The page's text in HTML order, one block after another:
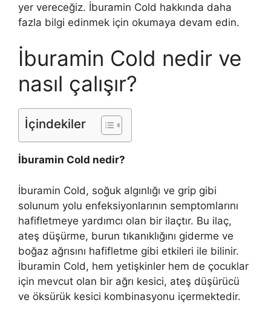
yer vereceğiz. İburamin Cold hakkında daha
fazla bilgi edinmek için okumaya devam edin.
İburamin Cold nedir ve
nasıl çalışır?
İçindekiler
İburamin Cold nedir?
İburamin Cold, soğuk algınlığı ve grip gibi
solunum yolu enfeksiyonlarının semptomlarını
hafifletmeye yardımcı olan bir ilaçtır. Bu ilaç,
ateş düşürme, burun tıkanıklığını giderme ve
boğaz ağrısını hafifletme gibi etkileri ile bilinir.
İburamin Cold, hem yetişkinler hem de çocuklar
için mevcut olan bir ağrı kesici, ateş düşürücü
ve öksürük kesici kombinasyonu içermektedir.